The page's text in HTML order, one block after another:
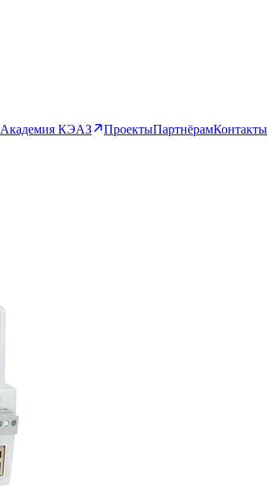
Академия КЭАЗ ПроектыПартнёрамКонтакты